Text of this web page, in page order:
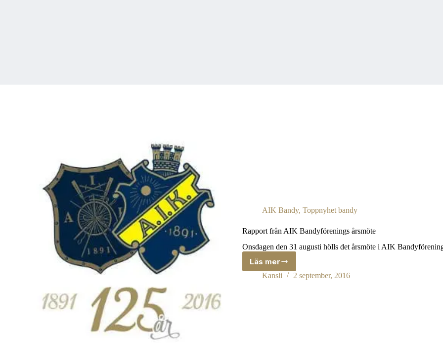
AIK Bandy, Toppnyhet bandy
Rapport från AIK Bandyförenings årsmöte
Onsdagen den 31 augusti hölls det årsmöte i AIK
Läs merRapport
från
Kansli 2 september, 2016